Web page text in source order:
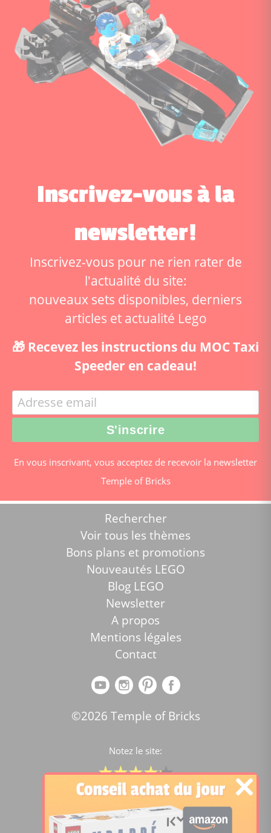
Inscrivez-vous à la
newsletter!
Inscrivez-vous pour ne rien rater de
l'actualité du site:
nouveaux sets disponibles, derniers
articles et actualité Lego
🎁 Recevez les instructions du MOC Taxi
Speeder en cadeau!
En vous inscrivant, vous acceptez de recevoir la newsletter
Temple of Bricks
Rechercher
Voir tous les thèmes
Bons plans et promotions
Nouveautés LEGO
Blog LEGO
Newsletter
A propos
Mentions légales
Contact
©2026 Temple of Bricks
Notez le site:
Comparateur de prix Lego
4.2/5 -15446notes